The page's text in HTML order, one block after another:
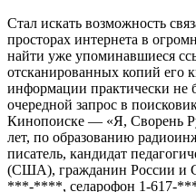
Стал искать возможность
просторах интернета в
найти уже упоминавшиеся
отсканированных копий его
информации практически не
очередной запрос в
Кинопоиске — «Я, Сворень
лет, по образованию
писатель, кандидат
(США), гражданин России и
***-****, селарофон 1-617-